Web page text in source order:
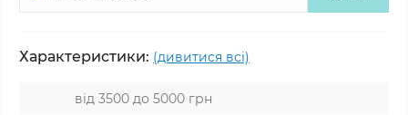
Характеристики: (дивитися всі)
від 3500 до 5000 грн